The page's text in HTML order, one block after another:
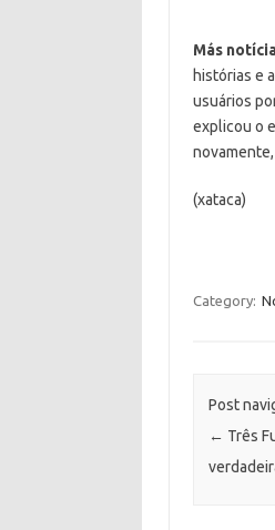
Más
histórias e
usuários
explicou o
(xataca)
Category:
Post
← Três